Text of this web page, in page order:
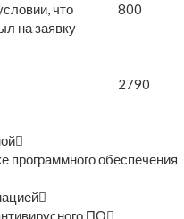
что
на заявку
800
2790
программного обеспечения
ПО